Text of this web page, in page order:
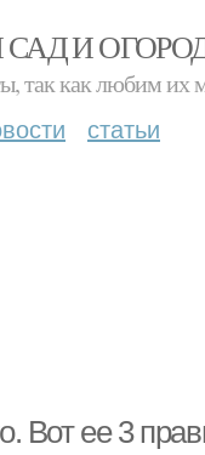
И
так как любим их
статьи
Вот ее 3